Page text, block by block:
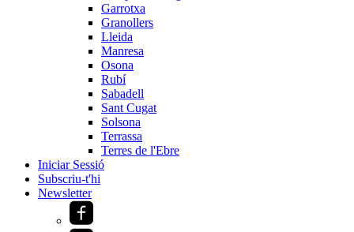
Garrotxa
Granollers
Lleida
Manresa
Osona
Rubí
Sabadell
Sant Cugat
Solsona
Terrassa
Terres de l'Ebre
Iniciar Sessió
Subscriu-t'hi
Newsletter